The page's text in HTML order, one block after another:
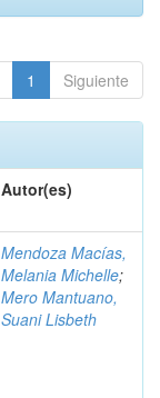
1 Siguiente
Autor(es)
Mendoza Macías,
Melania Michelle;
Mero Mantuano,
Suani Lisbeth